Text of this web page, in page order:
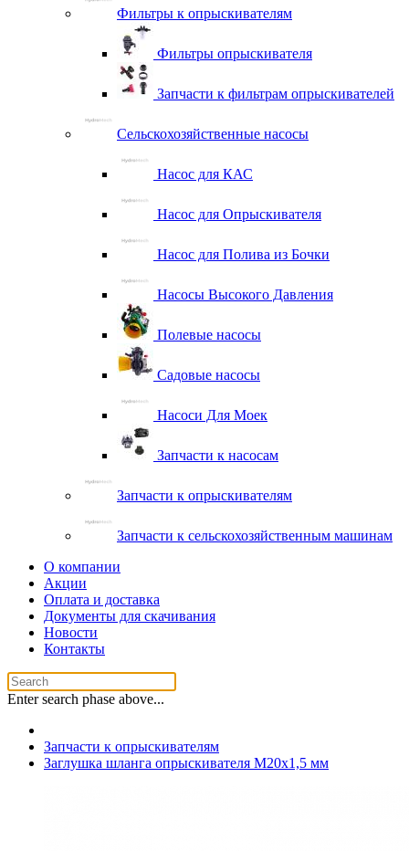
Фильтры к опрыскивателям
Фильтры опрыскивателя
Запчасти к фильтрам опрыскивателей
Сельскохозяйственные насосы
Насос для КАС
Насос для Опрыскивателя
Насос для Полива из Бочки
Насосы Высокого Давления
Полевые насосы
Садовые насосы
Насоси Для Моек
Запчасти к насосам
Запчасти к опрыскивателям
Запчасти к сельскохозяйственным машинам
О компании
Акции
Оплата и доставка
Документы для скачивания
Новости
Контакты
Enter search phase above...
Запчасти к опрыскивателям
Заглушка шланга опрыскивателя M20x1,5 мм